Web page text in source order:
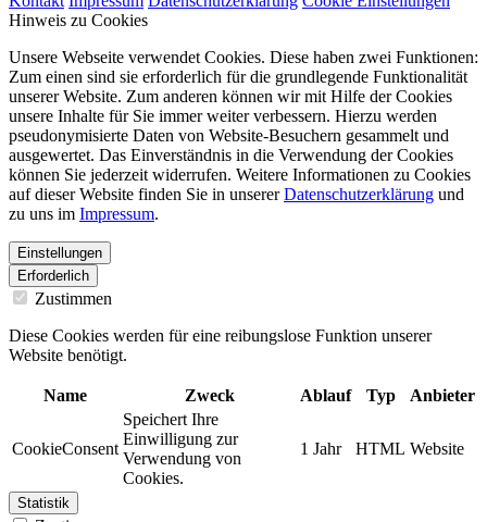
Hinweis zu Cookies
Unsere Webseite verwendet Cookies. Diese haben zwei Funktionen:
Zum einen sind sie erforderlich für die grundlegende Funktionalität
unserer Website. Zum anderen können wir mit Hilfe der Cookies
unsere Inhalte für Sie immer weiter verbessern. Hierzu werden
pseudonymisierte Daten von Website-Besuchern gesammelt und
ausgewertet. Das Einverständnis in die Verwendung der Cookies
können Sie jederzeit widerrufen. Weitere Informationen zu Cookies
auf dieser Website finden Sie in unsererDatenschutzerklärung und
zu uns im Impressum.
Einstellungen
Erforderlich
Zustimmen
Diese Cookies werden für eine reibungslose Funktion unserer
Website benötigt.
Name Zweck Ablauf Typ Anbieter
CookieConsent
Speichert Ihre
Einwilligung zur
Verwendung von
Cookies.
1 Jahr HTML Website
Statistik